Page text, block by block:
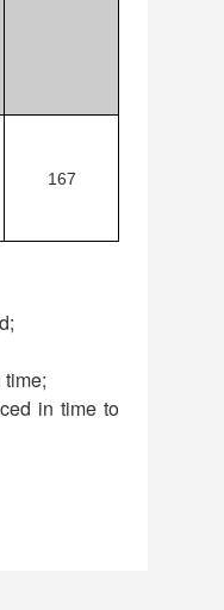
167
in time to